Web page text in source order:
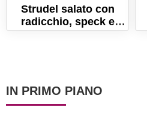
Strudel salato con
radicchio, speck e
noci
IN PRIMO PIANO